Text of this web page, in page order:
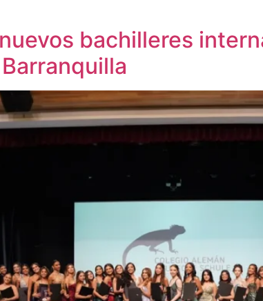
bachilleres